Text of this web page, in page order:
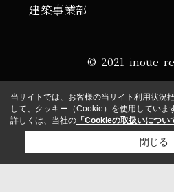
建築事業部
© 2021 inoue
当サイトでは、お客様の当サイト利用状況
して、クッキー（Cookie）を使用していま
詳しくは、当社の 「Cookieの取扱いについ
閉じる